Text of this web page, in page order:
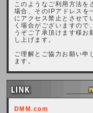
このようなご利用方法を
場合、そのIPアドレスを
にアクセス禁止とさせて
く場合がございますので
うぞご了承頂けます様お
し上げます。
ご理解とご協力お願い申
ます。
DMM.com